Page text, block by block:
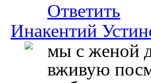
Ответить
Инакентий
мы с женой
вживую